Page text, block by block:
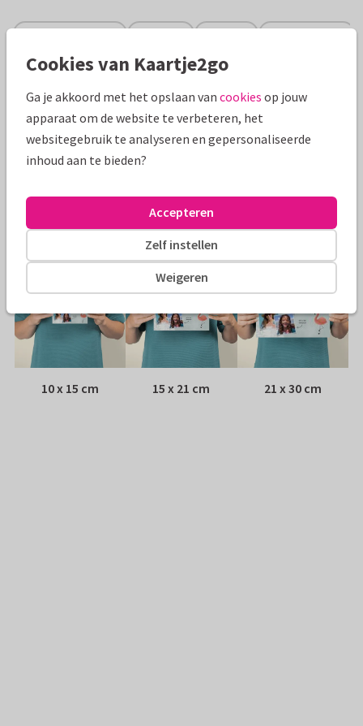
Vakantiekaarten AnoukS Spanje Groeten uit...
Papiersoort: Kies uit 6 luxe papiersoorten
Envelop: Witte vensterenvelop
Adres: Achterop de kaart
Formaten
10 x 15 cm 15 x 21 cm 21 x 30 cm
Cookies van Kaartje2go
Ga je akkoord met het opslaan van cookies op jouw
apparaat om de website te verbeteren, het
websitegebruik te analyseren en gepersonaliseerde
inhoud aan te bieden?
Weigeren
Zelf instellen
Accepteren